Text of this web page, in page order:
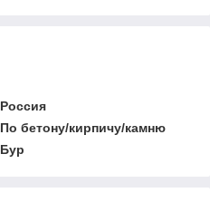
Россия
По бетону/кирпичу/камню
Бур